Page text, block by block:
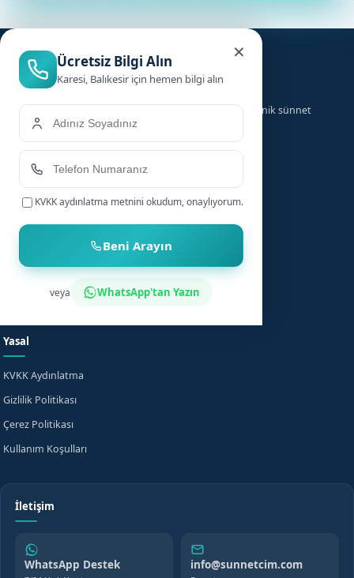
×
Ücretsiz Bilgi Alın
Karesi, Balıkesir için hemen bilgi alın
KVKK aydınlatma metnini okudum, onaylıyorum.
Beni Arayın
veya WhatsApp'tan Yazın
Türkiye genelinde ailelere güvenilir, hızlı ve hijyenik sünnet
hizmeti sunuyoruz.
Hizmetler
Bebek Sünneti
Çocuk Sünneti
Sünnet Sonrası Bakım
Fiyat Bilgisi
Evde Sünnet
Anasayfa
Şehirler
Bilgi Merkezi
Yasal
KVKK Aydınlatma
Gizlilik Politikası
Çerez Politikası
Kullanım Koşulları
İletişim
WhatsApp Destek info@sunnetcim.com